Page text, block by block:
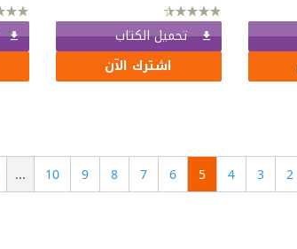
تحميل الكتاب
اشترك الآن
2
3
4
5
6
7
8
9
10
...